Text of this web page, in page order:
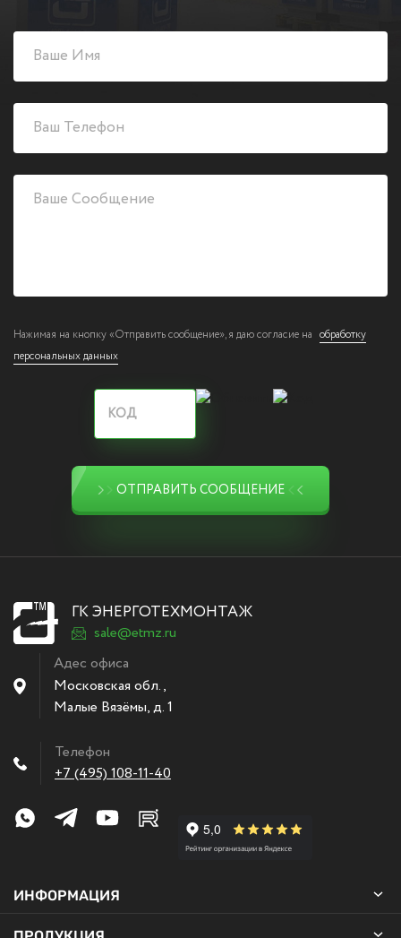
Нажимая на кнопку «Отправить сообщение», я даю согласие на обработку
персональных данных
ОТПРАВИТЬ СООБЩЕНИЕ
ГК ЭНЕРГОТЕХМОНТАЖ
sale@etmz.ru
Адес офиса
Московская обл.,
Малые Вязёмы,д. 1
Телефон
+7 (495) 108-11-40
ИНФОРМАЦИЯ